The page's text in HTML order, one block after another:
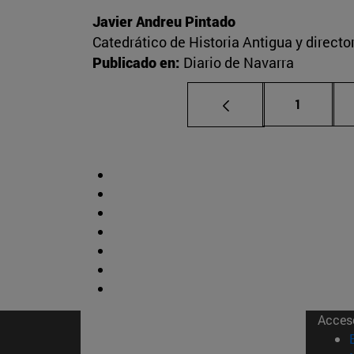
Javier Andreu Pintado
Catedrático de Historia Antigua y
Publicado en: Diario de Navarra
Página
1